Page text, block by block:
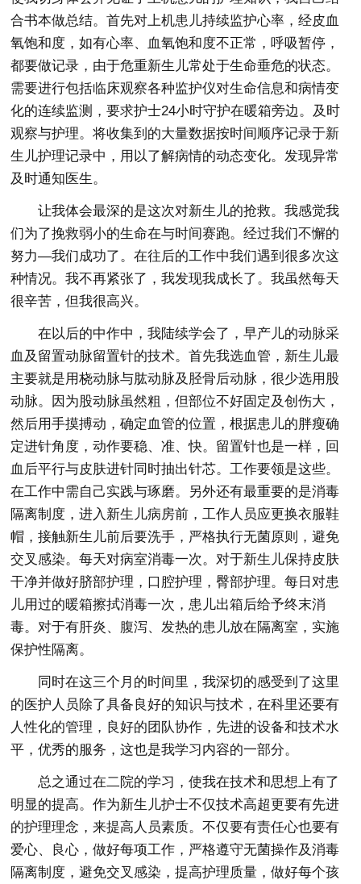
合书本做总结。首先对上机患儿持续监护心率，经皮血
氧饱和度，如有心率、血氧饱和度不正常，呼吸暂停，
都要做记录，由于危重新生儿常处于生命垂危的状态。
需要进行包括临床观察各种监护仪对生命信息和病情变
化的连续监测，要求护士24小时守护在暖箱旁边。及时
观察与护理。将收集到的大量数据按时间顺序记录于新
生儿护理记录中，用以了解病情的动态变化。发现异常
及时通知医生。
让我体会最深的是这次对新生儿的抢救。我感觉我
们为了挽救弱小的生命在与时间赛跑。经过我们不懈的
努力—我们成功了。在往后的工作中我们遇到很多次这
种情况。我不再紧张了，我发现我成长了。我虽然每天
很辛苦，但我很高兴。
在以后的中作中，我陆续学会了，早产儿的动脉采
血及留置动脉留置针的技术。首先我选血管，新生儿最
主要就是用桡动脉与肱动脉及胫骨后动脉，很少选用股
动脉。因为股动脉虽然粗，但部位不好固定及创伤大，
然后用手摸搏动，确定血管的位置，根据患儿的胖瘦确
定进针角度，动作要稳、准、快。留置针也是一样，回
血后平行与皮肤进针同时抽出针芯。工作要领是这些。
在工作中需自己实践与琢磨。另外还有最重要的是消毒
隔离制度，进入新生儿病房前，工作人员应更换衣服鞋
帽，接触新生儿前后要洗手，严格执行无菌原则，避免
交叉感染。每天对病室消毒一次。对于新生儿保持皮肤
干净并做好脐部护理，口腔护理，臀部护理。每日对患
儿用过的暖箱擦拭消毒一次，患儿出箱后给予终末消
毒。对于有肝炎、腹泻、发热的患儿放在隔离室，实施
保护性隔离。
同时在这三个月的时间里，我深切的感受到了这里
的医护人员除了具备良好的知识与技术，在科里还要有
人性化的管理，良好的团队协作，先进的设备和技术水
平，优秀的服务，这也是我学习内容的一部分。
总之通过在二院的学习，使我在技术和思想上有了
明显的提高。作为新生儿护士不仅技术高超更要有先进
的护理理念，来提高人员素质。不仅要有责任心也要有
爱心、良心，做好每项工作，严格遵守无菌操作及消毒
隔离制度，避免交叉感染，提高护理质量，做好每个孩